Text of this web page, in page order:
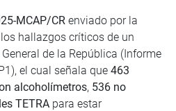
MCAP/CR enviado por la
hallazgos críticos de un
de la República (Informe
el cual señala que 463
alcoholímetros, 536 no
TETRA para estar